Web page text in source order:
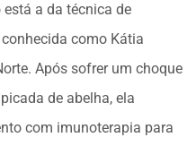
a da técnica de
como Kátia
Após sofrer um choque
de abelha, ela
com imunoterapia para